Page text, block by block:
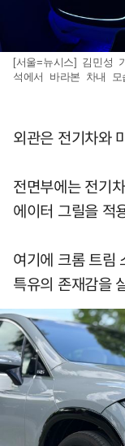
[서울=뉴시스] 김민성
석에서 바라본 차내 모
외관은 전기차와
전면부에는 전기
에이터 그릴을 적
여기에 크롬 트림
특유의 존재감을